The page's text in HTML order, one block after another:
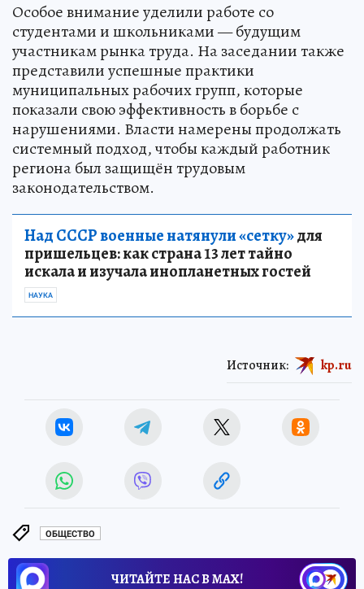
Особое внимание уделили работе со
студентами и школьниками — будущим
участникам рынка труда. На заседании также
представили успешные практики
муниципальных рабочих групп, которые
показали свою эффективность в борьбе с
нарушениями. Власти намерены продолжать
системный подход, чтобы каждый работник
региона был защищён трудовым
законодательством.
Над СССР военные натянули «сетку»для
пришельцев: как страна 13 лет тайно
искала и изучала инопланетных гостей
НАУКА
Источник: kp.ru
ОБЩЕСТВО
ЧИТАЙТЕ НАС В МАХ!